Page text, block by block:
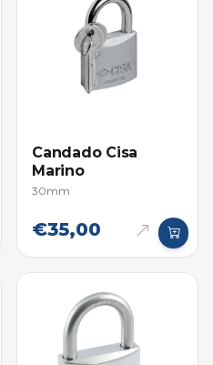
Candado Cisa
Marino
30mm
€35,00